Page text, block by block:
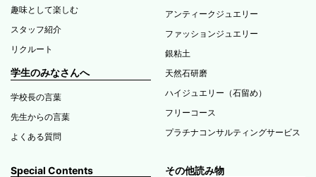
趣味として楽しむ
スタッフ紹介
リクルート
学生のみなさんへ
学校長の言葉
先生からの言葉
よくある質問
アンティークジュエリー
ファッションジュエリー
銀粘土
天然石研磨
ハイジュエリー（石留め）
フリーコース
プラチナコンサルティングサービス
Special Contents その他読み物